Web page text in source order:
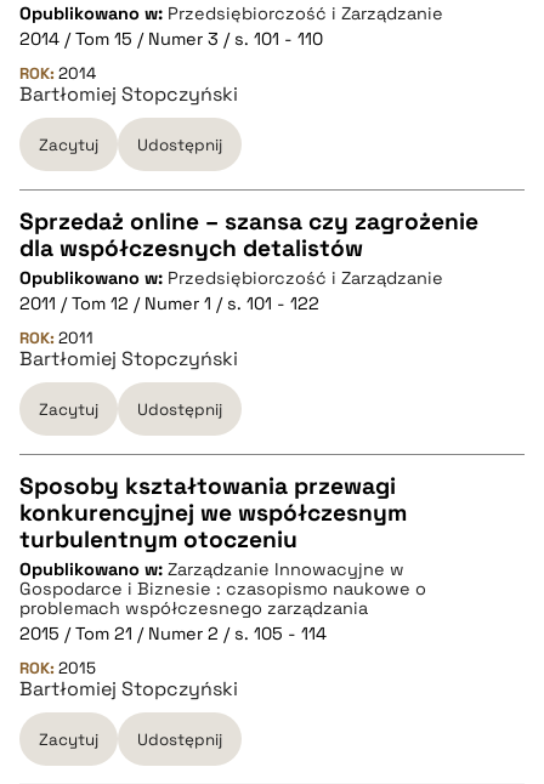
pobierz cytat
BIBTEX
pobierz cytat
Opublikowano w: Przedsiębiorczość i Zarządzanie
2014 / Tom 15 / Numer 3 / s. 101 - 110
ROK: 2014
Bartłomiej Stopczyński
Zacytuj Udostępnij
CZYSTY TEKST
pobierz cytat
BIBTEX
pobierz cytat
Sprzedaż online – szansa czy zagrożenie
dla współczesnych detalistów
Opublikowano w: Przedsiębiorczość i Zarządzanie
2011 / Tom 12 / Numer 1 / s. 101 - 122
ROK: 2011
Bartłomiej Stopczyński
Zacytuj Udostępnij
CZYSTY TEKST
pobierz cytat
BIBTEX
pobierz cytat
Sposoby kształtowania przewagi
konkurencyjnej we współczesnym
turbulentnym otoczeniu
Opublikowano w: Zarządzanie Innowacyjne w
Gospodarce i Biznesie : czasopismo naukowe o
problemach współczesnego zarządzania
2015 / Tom 21 / Numer 2 / s. 105 - 114
ROK: 2015
Bartłomiej Stopczyński
Zacytuj Udostępnij